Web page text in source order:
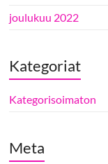
joulukuu 2022
Kategoriat
Kategorisoimaton
Meta